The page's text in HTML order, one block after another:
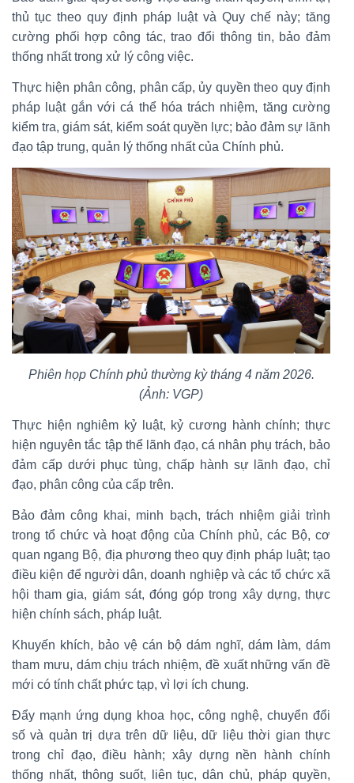
thủ tục theo quy định pháp luật và Quy chế này; tăng
cường phối hợp công tác, trao đổi thông tin, bảo đảm
thống nhất trong xử lý công việc.
Thực hiện phân công, phân cấp, ủy quyền theo quy định
pháp luật gắn với cá thể hóa trách nhiệm, tăng cường
kiểm tra, giám sát, kiểm soát quyền lực; bảo đảm sự lãnh
đạo tập trung, quản lý thống nhất của Chính phủ.
Phiên họp Chính phủ thường kỳ tháng 4 năm 2026.
(Ảnh: VGP)
Thực hiện nghiêm kỷ luật, kỷ cương hành chính; thực
hiện nguyên tắc tập thể lãnh đạo, cá nhân phụ trách, bảo
đảm cấp dưới phục tùng, chấp hành sự lãnh đạo, chỉ
đạo, phân công của cấp trên.
Bảo đảm công khai, minh bạch, trách nhiệm giải trình
trong tổ chức và hoạt động của Chính phủ, các Bộ, cơ
quan ngang Bộ, địa phương theo quy định pháp luật; tạo
điều kiện để người dân, doanh nghiệp và các tổ chức xã
hội tham gia, giám sát, đóng góp trong xây dựng, thực
hiện chính sách, pháp luật.
Khuyến khích, bảo vệ cán bộ dám nghĩ, dám làm, dám
tham mưu, dám chịu trách nhiệm, đề xuất những vấn đề
mới có tính chất phức tạp, vì lợi ích chung.
Đẩy mạnh ứng dụng khoa học, công nghệ, chuyển đổi
số và quản trị dựa trên dữ liệu, dữ liệu thời gian thực
trong chỉ đạo, điều hành; xây dựng nền hành chính
thống nhất, thông suốt, liên tục, dân chủ, pháp quyền,